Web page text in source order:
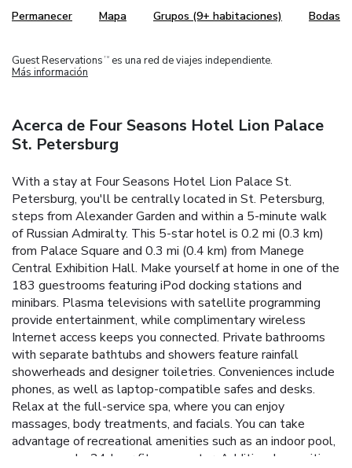
Permanecer Mapa Grupos (9+ habitaciones) Bodas
Guest Reservations TM
es una red de viajes independiente.
Más información
Acerca de Four Seasons Hotel Lion Palace
St. Petersburg
With a stay at Four Seasons Hotel Lion Palace St.
Petersburg, you'll be centrally located in St. Petersburg,
steps from Alexander Garden and within a 5-minute walk
of Russian Admiralty. This 5-star hotel is 0.2 mi (0.3 km)
from Palace Square and 0.3 mi (0.4 km) from Manege
Central Exhibition Hall. Make yourself at home in one of the
183 guestrooms featuring iPod docking stations and
minibars. Plasma televisions with satellite programming
provide entertainment, while complimentary wireless
Internet access keeps you connected. Private bathrooms
with separate bathtubs and showers feature rainfall
showerheads and designer toiletries. Conveniences include
phones, as well as laptop-compatible safes and desks.
Relax at the full-service spa, where you can enjoy
massages, body treatments, and facials. You can take
advantage of recreational amenities such as an indoor pool,
a sauna, and a 24-hour fitness center. Additional amenities